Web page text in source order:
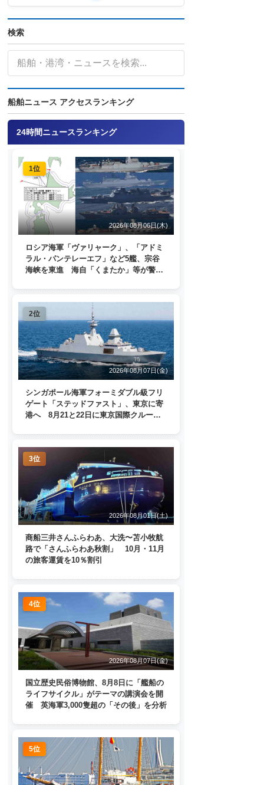
検索
船舶ニュース アクセスランキング
24時間ニュースランキング
1位
2026年08月06日(木)
ロシア海軍「ヴァリャーク」、「アドミ
ラル・パンテレーエフ」など5艦、宗谷
海峡を東進 海自「くまたか」等が警戒
2位
2026年08月07日(金)
シンガポール海軍フォーミダブル級フリ
ゲート「ステッドファスト」、東京に寄
港へ 8月21と22日に東京国際クルーズ
3位
2026年08月01日(土)
商船三井さんふらわあ、大洗〜苫小牧航
路で「さんふらわあ秋割」 10月・11月
の旅客運賃を10％割引
4位
2026年08月07日(金)
国立歴史民俗博物館、8月8日に「艦船の
ライフサイクル」がテーマの講演会を開
催 英海軍3,000隻超の「その後」を分析
5位